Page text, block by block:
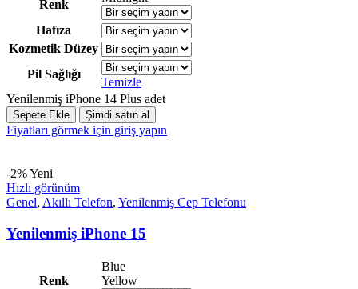
Renk
Hafıza
Kozmetik Düzey
Pil Sağlığı
Temizle
Yenilenmiş iPhone 14 Plus adet
Sepete Ekle Şimdi satın al
Fiyatları görmek için giriş yapın
-2%Yeni
Hızlı görünüm
Genel, Akıllı Telefon, Yenilenmiş Cep Telefonu
Yenilenmiş iPhone 15
Renk
Blue
Yellow